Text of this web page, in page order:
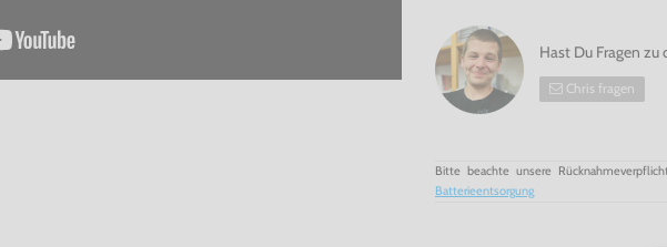
Hast Du Fragen zu
Chris fragen
Bitte beachte unsere
Batterieentsorgung